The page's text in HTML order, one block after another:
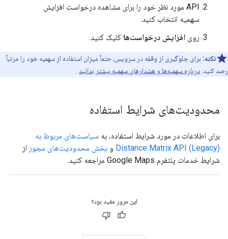
API مورد نظر خود را برای مشاهده درخواست افزایش
سهمیه انتخاب کنید.
روی افزایش درخواست‌ها کلیک کنید.
نکته: برای جلوگیری از وقفه در سرویس، حتماً میزان استفاده از سهمیه خود را مرتباً
رصد کنید. درباره سهمیه‌ها و هشدارهای سهمیه بیشتر بدانید
محدودیت‌های شرایط استفاده
برای اطلاعات در مورد شرایط استفاده، به سیاست‌های مربوط به
Distance Matrix API (Legacy) و بخش محدودیت‌های مجوز از
شرایط خدمات پلتفرم Google Maps مراجعه کنید.
این مرور مفید بود؟